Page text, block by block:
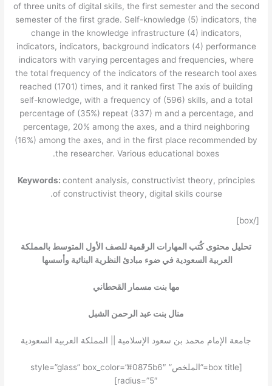
of three units of digital skills, the first semester and the second
semester of the first grade. Self-knowledge (5) indicators, the
change in the knowledge infrastructure (4) indicators,
indicators, indicators, background indicators (4) performance
indicators with varying percentages and frequencies, where
the total frequency of the indicators of the research tool axes
reached (1701) times, and it ranked first The axis of building
self-knowledge, with a frequency of (596) skills, and a total
percentage of (35%) repeat (337) m and a percentage, and
percentage, 20% among the axes, and a third neighboring
(16%) among the axes, and in the first place recommended by
the researcher. Various educational boxes.
Keywords: content analysis, constructivist theory, principles
of constructivist theory, digital skills course.
[/box]
تحليل محتوى كُتب المهارات الرقمية للصف الأول المتوسط بالمملكة
العربية السعودية في ضوء مبادئ النظرية البنائية وأسسها
مها بنت مسمار القحطاني
منال بنت عبد الرحمن الشبل
جامعة الإمام محمد بن سعود الإسلامية || المملكة العربية السعودية
[box title=”الملخص” style=”glass” box_color=”#0875b6″
radius=”5″]